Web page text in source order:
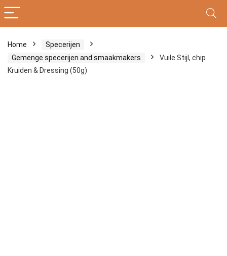
Home
Specerijen
Gemenge specerijen and smaakmakers
Vuile Stijl, chip
Kruiden & Dressing (50g)